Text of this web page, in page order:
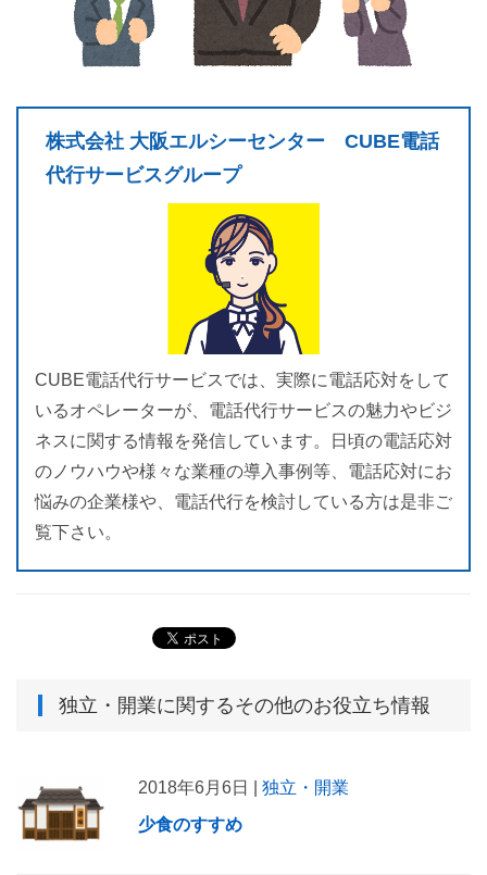
株式会社 大阪エルシーセンター CUBE電話
代行サービスグループ
CUBE電話代行サービスでは、実際に電話応対をして
いるオペレーターが、電話代行サービスの魅力やビジ
ネスに関する情報を発信しています。日頃の電話応対
のノウハウや様々な業種の導入事例等、電話応対にお
悩みの企業様や、電話代行を検討している方は是非ご
覧下さい。
独立・開業に関するその他のお役立ち情報
2018年6月6日 | 独立・開業
少食のすすめ